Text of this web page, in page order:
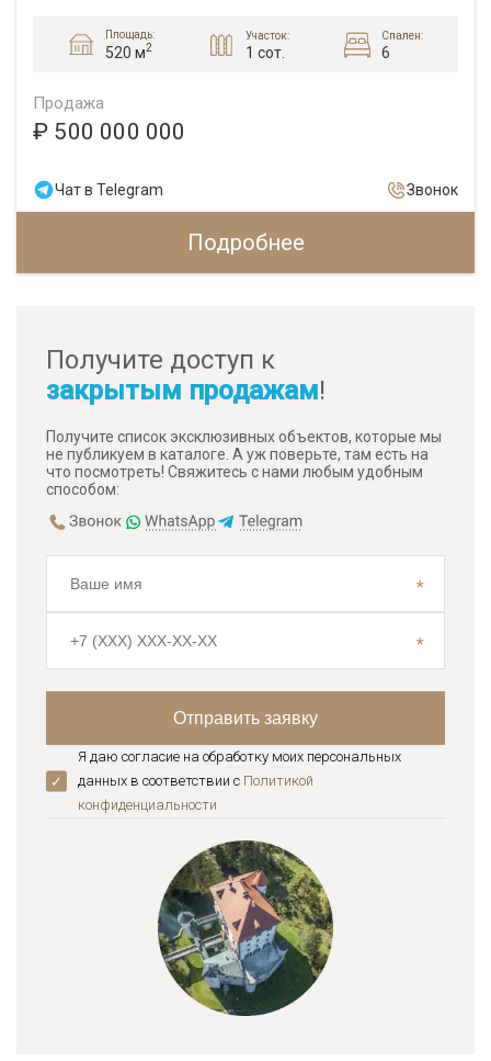
Площадь:
520 м2
Участок:
1 сот.
Спален:
6
Продажа
₽ 500 000 000
Чат в Telegram Звонок
Подробнее
Получите доступ к
закрытым продажам!
Получите список эксклюзивных объектов, которые мы
не публикуем в каталоге. А уж поверьте, там есть на
что посмотреть! Свяжитесь с нами любым удобным
способом:
Я даю согласие на обработку моих персональных
данных в соответствии с Политикой
конфиденциальноcти